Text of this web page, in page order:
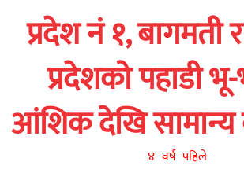
नेपाली
युनिकोड
प्रदेश नं १, बागमती
प्रदेशको पहाडी
आंशिक देखि
४ वर्ष पहिले